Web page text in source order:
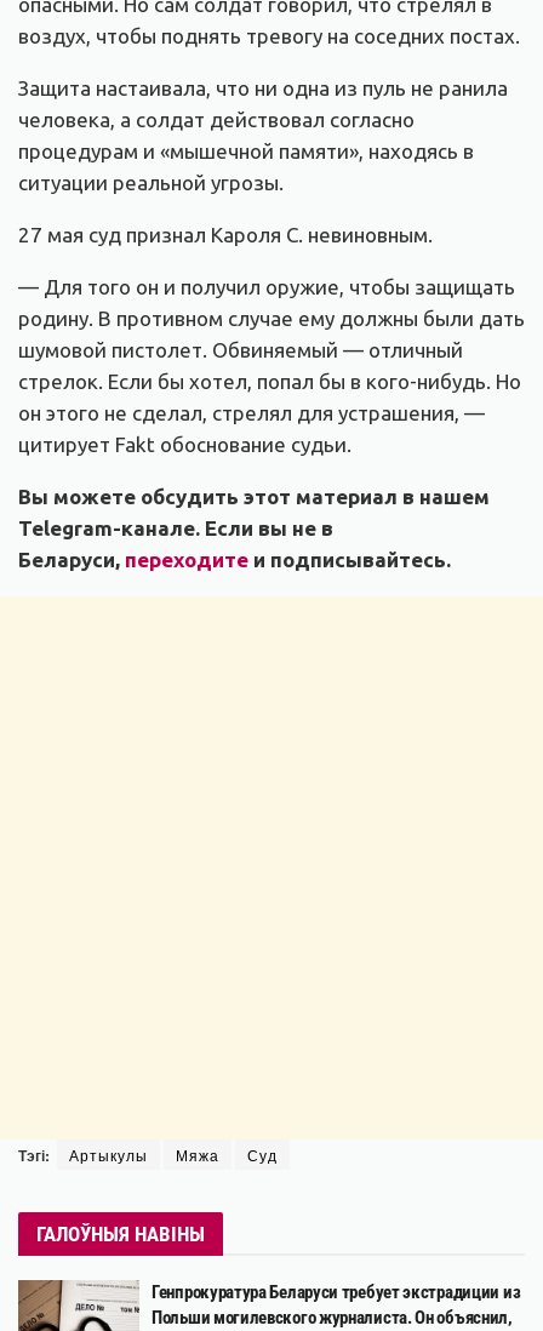
воздух, чтобы поднять тревогу на соседних постах.
Защита настаивала, что ни одна из пуль не ранила
человека, а солдат действовал согласно
процедурам и «мышечной памяти», находясь в
ситуации реальной угрозы.
27 мая суд признал Кароля С. невиновным.
— Для того он и получил оружие, чтобы защищать
родину. В противном случае ему должны были дать
шумовой пистолет. Обвиняемый — отличный
стрелок. Если бы хотел, попал бы в кого-нибудь. Но
он этого не сделал, стрелял для устрашения, —
цитирует Fakt обоснование судьи.
Вы можете обсудить этот материал в нашем
Telegram-канале. Если вы не в
Беларуси, переходите и подписывайтесь.
Тэгі: Артыкулы Мяжа Суд
ГАЛОЎНЫЯ НАВІНЫ
Генпрокуратура Беларуси требует экстрадиции из
Польши могилевского журналиста. Он объяснил,